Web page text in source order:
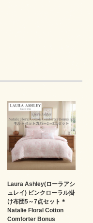
Laura Ashley(ローラアシ
ュレイ) ピンクローラル掛
け布団5～7点セット＊
Natalie Floral Cotton
Comforter Bonus